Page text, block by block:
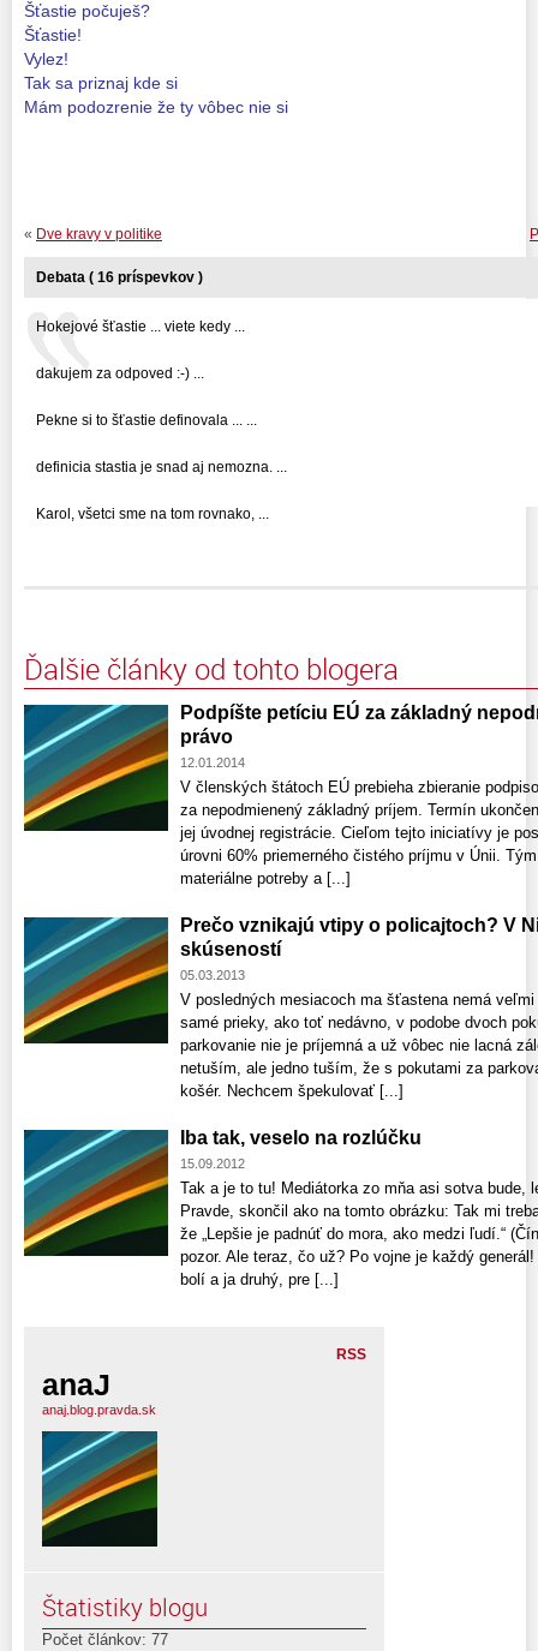
Šťastie počuješ?
Šťastie!
Vylez!
Tak sa priznaj kde si
Mám podozrenie že ty vôbec nie si
« Dve kravy v politike
Debata ( 16 príspevkov )
Hokejové šťastie ... viete kedy ...
dakujem za odpoved :-) ...
Pekne si to šťastie definovala ... ...
definicia stastia je snad aj nemozna. ...
Karol, všetci sme na tom rovnako, ...
Ďalšie články od tohto blogera
Podpíšte petíciu EÚ za základný
právo
12.01.2014
V členských štátoch EÚ prebieha zbieranie
za nepodmienený základný príjem. Termín
jej úvodnej registrácie. Cieľom tejto iniciatívy je
úrovni 60% priemerného čistého príjmu v Únii.
materiálne potreby a [...]
Prečo vznikajú vtipy o policajtoch? V
skúseností
05.03.2013
V posledných mesiacoch ma šťastena nemá
samé prieky, ako toť nedávno, v podobe dvoch
parkovanie nie je príjemná a už vôbec nie lacná
netuším, ale jedno tuším, že s pokutami za
košér. Nechcem špekulovať [...]
Iba tak, veselo na rozlúčku
15.09.2012
Tak a je to tu! Mediátorka zo mňa asi sotva bude,
Pravde, skončil ako na tomto obrázku: Tak mi
že „Lepšie je padnúť do mora, ako medzi ľudí.“
pozor. Ale teraz, čo už? Po vojne je každý
bolí a ja druhý, pre [...]
RSS
anaJ
anaj.blog.pravda.sk
Štatistiky blogu
Počet článkov: 77